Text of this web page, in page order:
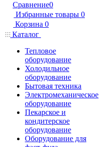
Сравнение0
Избранные товары 0
Корзина 0
Каталог
Тепловое
оборудование
Холодильное
оборудование
Бытовая техника
Электромеханическое
оборудование
Пекарское и
кондитерское
оборудование
Оборудование для